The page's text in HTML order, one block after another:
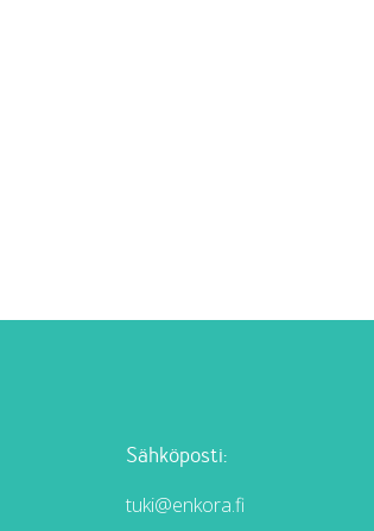
Sähköposti:
tuki@enkora.fi